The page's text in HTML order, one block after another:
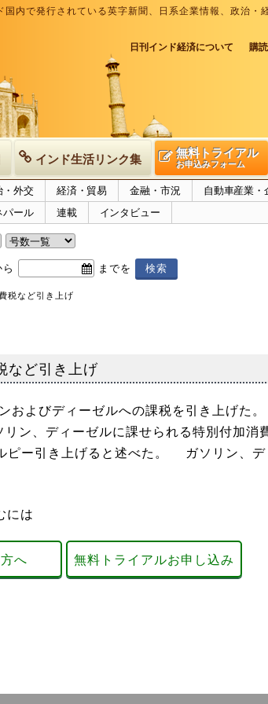
国内で発行されている英字新聞、日系企業情報、政治
日刊インド経済について 購
インド生活リンク集 無料トライアル
お申込みフォーム
・外交 経済・貿易 金融・市況
自動車産業・
パール 連載 インタビュー
ら までを
税など引き上げ
など引き上げ
よびディーゼルへの課税を引き上げた。
ン、ディーゼルに課せられる特別付加消
ピー引き上げると述べた。 ガソリン、デ
には
へ 無料トライアルお申し込み